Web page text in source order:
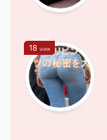
18 view